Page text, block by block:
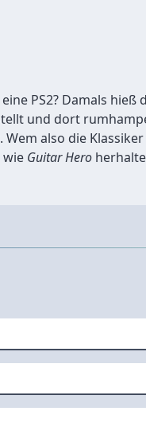
PS2? Damals hieß
und dort
also die Klassiker
wie Guitar Hero